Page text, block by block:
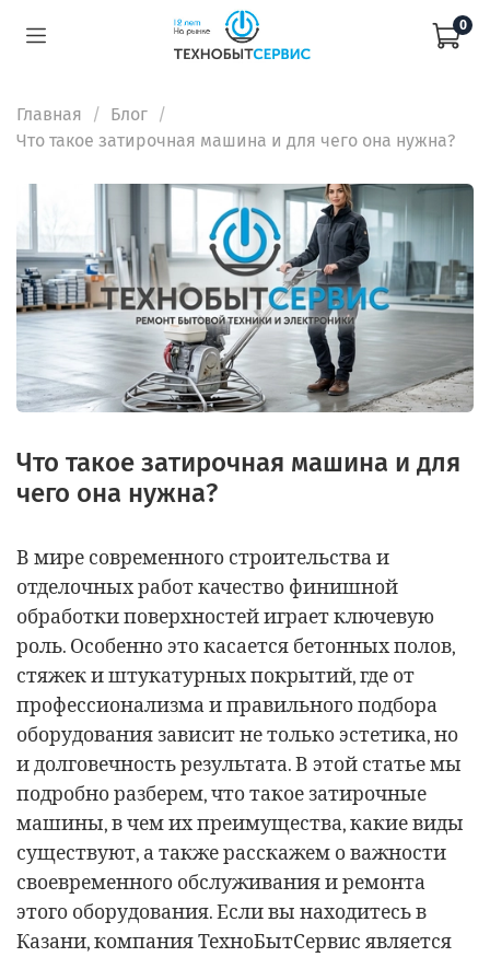
0
Главная
Блог
Что такое затирочная машина и для чего она нужна?
Что такое затирочная машина и для
чего она нужна?
В мире современного строительства и
отделочных работ качество финишной
обработки поверхностей играет ключевую
роль. Особенно это касается бетонных полов,
стяжек и штукатурных покрытий, где от
профессионализма и правильного подбора
оборудования зависит не только эстетика, но
и долговечность результата. В этой статье мы
подробно разберем, что такое затирочные
машины, в чем их преимущества, какие виды
существуют, а также расскажем о важности
своевременного обслуживания и ремонта
этого оборудования. Если вы находитесь в
Казани, компания ТехноБытСервис является